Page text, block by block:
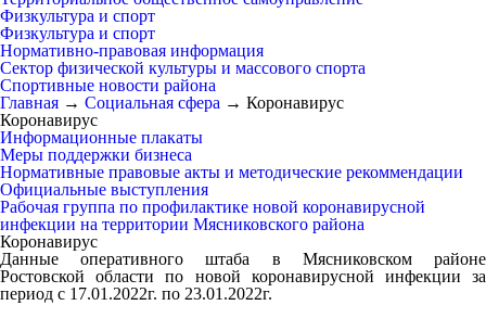
Физкультура и спорт
Физкультура и спорт
Нормативно-правовая информация
Сектор физической культуры и массового спорта
Спортивные новости района
Главная → Социальная сфера → Коронавирус
Коронавирус
Информационные плакаты
Меры поддержки бизнеса
Нормативные правовые акты и методические рекоммендации
Официальные выступления
Рабочая группа по профилактике новой коронавирусной
инфекции на территории Мясниковского района
Коронавирус
Данные оперативного штаба в Мясниковском районе
Ростовской области по новой коронавирусной инфекции за
период с 17.01.2022г. по 23.01.2022г.